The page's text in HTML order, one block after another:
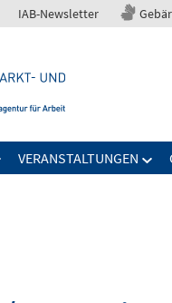
IAB-Newsletter
VERANSTALTUNGEN